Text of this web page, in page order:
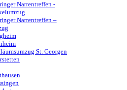
Narrentreffen -
Narrentreffen –
St. Georgen